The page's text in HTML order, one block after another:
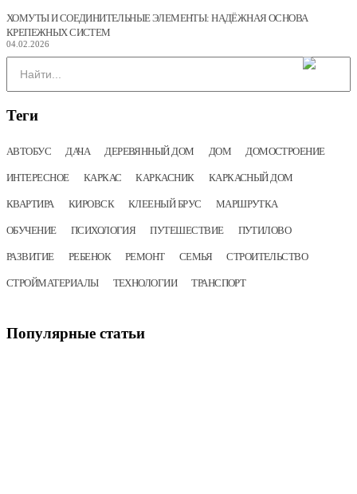
ХОМУТЫ И СОЕДИНИТЕЛЬНЫЕ ЭЛЕМЕНТЫ: НАДЁЖНАЯ ОСНОВА
КРЕПЕЖНЫХ СИСТЕМ
04.02.2026
Теги
АВТОБУС ДАЧА ДЕРЕВЯННЫЙ ДОМ ДОМ ДОМОСТРОЕНИЕ
ИНТЕРЕСНОЕ КАРКАС КАРКАСНИК КАРКАСНЫЙ ДОМ
КВАРТИРА КИРОВСК КЛЕЕНЫЙ БРУС МАРШРУТКА
ОБУЧЕНИЕ ПСИХОЛОГИЯ ПУТЕШЕСТВИЕ ПУТИЛОВО
РАЗВИТИЕ РЕБЕНОК РЕМОНТ СЕМЬЯ СТРОИТЕЛЬСТВО
СТРОЙМАТЕРИАЛЫ ТЕХНОЛОГИИ ТРАНСПОРТ
Популярные статьи